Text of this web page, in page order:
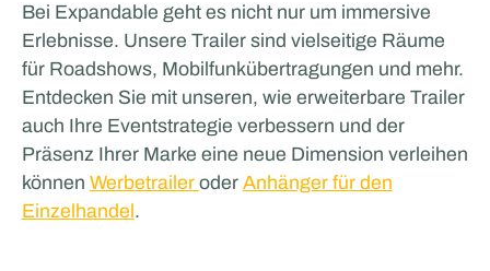
Odoo
Bei Expandable geht es nicht nur um immersive
Erlebnisse. Unsere Trailer sind vielseitige Räume
für Roadshows, Mobilfunkübertragungen und mehr.
Entdecken Sie mit unseren, wie erweiterbare Trailer
auch Ihre Eventstrategie verbessern und der
Präsenz Ihrer Marke eine neue Dimension verleihen
können Werbetrailer oder Anhänger für den
Einzelhandel.